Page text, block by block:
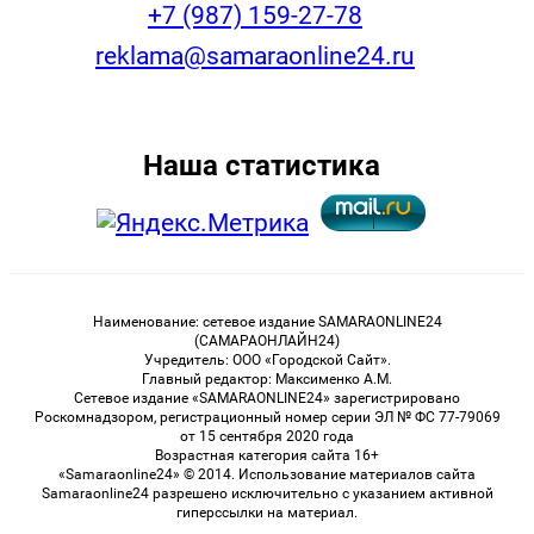
+7 (987) 159-27-78
reklama@samaraonline24.ru
Наша статистика
Наименование: сетевое издание SAMARAONLINE24
(САМАРАОНЛАЙН24)
Учредитель: ООО «Городской Сайт».
Главный редактор: Максименко А.М.
Сетевое издание «SAMARAONLINE24» зарегистрировано
Роскомнадзором, регистрационный номер серии ЭЛ № ФС 77-79069
от 15 сентября 2020 года
Возрастная категория сайта 16+
«Samaraonline24» © 2014. Использование материалов сайта
Samaraonline24 разрешено исключительно с указанием активной
гиперссылки на материал.